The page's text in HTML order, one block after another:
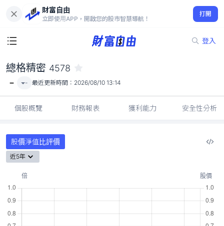
財富自由
立即使用APP，開啟您的股市智慧導航！
打開
登入
-
總格精密 4578
- - 最近更新時間： 2026/08/10 13:14
個股概覽 財務報表 獲利能力 安全性分析
股價淨值比評價
近5年